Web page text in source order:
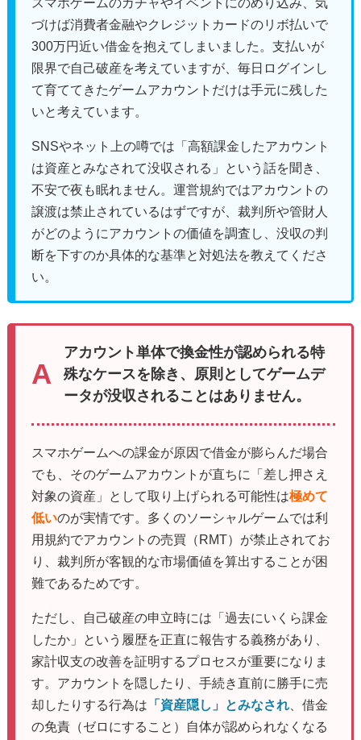
づけば消費者金融やクレジットカードのリボ払いで
300万円近い借金を抱えてしまいました。支払いが
限界で自己破産を考えていますが、毎日ログインし
て育ててきたゲームアカウントだけは手元に残した
いと考えています。
SNSやネット上の噂では「高額課金したアカウント
は資産とみなされて没収される」という話を聞き、
不安で夜も眠れません。運営規約ではアカウントの
譲渡は禁止されているはずですが、裁判所や管財人
がどのようにアカウントの価値を調査し、没収の判
断を下すのか具体的な基準と対処法を教えてくださ
い。
アカウント単体で換金性が認められる特
殊なケースを除き、原則としてゲームデ
ータが没収されることはありません。
スマホゲームへの課金が原因で借金が膨らんだ場合
でも、そのゲームアカウントが直ちに「差し押さえ
対象の資産」として取り上げられる可能性は極めて
低いのが実情です。多くのソーシャルゲームでは利
用規約でアカウントの売買（RMT）が禁止されてお
り、裁判所が客観的な市場価値を算出することが困
難であるためです。
ただし、自己破産の申立時には「過去にいくら課金
したか」という履歴を正直に報告する義務があり、
家計収支の改善を証明するプロセスが重要になりま
す。アカウントを隠したり、手続き直前に勝手に売
却したりする行為は 「資産隠し」とみなされ、借金
の免責（ゼロにすること）自体が認められなくなる